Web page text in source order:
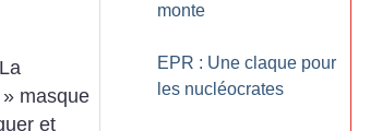
» masque
et
monte
EPR : Une claque pour
les nucléocrates